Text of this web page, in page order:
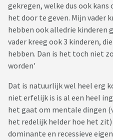
gekregen, welke dus ook
het door te geven. Mijn vader
hebben ook alledrie kinderen
vader kreeg ook 3 kinderen,
hebben. Dan is het toch niet
worden'
Dat is natuurlijk wel heel erg
niet erfelijk is is al een heel
het gaat om mentale dingen
het redelijk helder hoe het
dominante en recessieve